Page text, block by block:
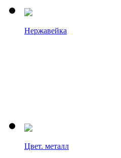
Нержавейка
Цвет. металл